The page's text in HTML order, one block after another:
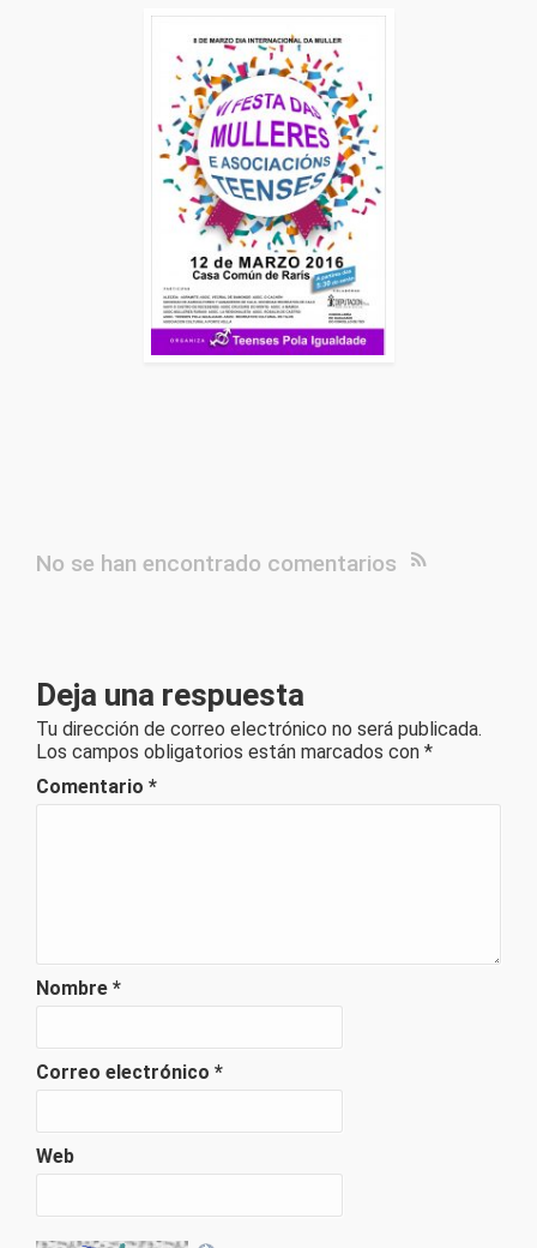
No se han encontrado comentarios
Deja una respuesta
Tu dirección de correo electrónico no será publicada.
Los campos obligatorios están marcados con *
Comentario *
Nombre *
Correo electrónico *
Web